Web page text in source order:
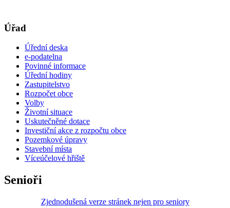
Úřad
Úřední deska
e-podatelna
Povinné informace
Úřední hodiny
Zastupitelstvo
Rozpočet obce
Volby
Životní situace
Uskutečněné dotace
Investiční akce z rozpočtu obce
Pozemkové úpravy
Stavební místa
Víceúčelové hřiště
Senioři
Zjednodušená verze stránek nejen pro seniory